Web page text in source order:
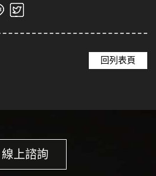
回列表頁
線上諮詢